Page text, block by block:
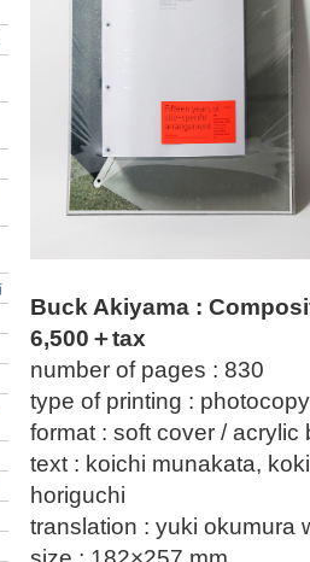
Buck Akiyama :
6,500＋tax
number of pages : 830
type of printing : photocopy
format : soft cover /
text : koichi munakata,
horiguchi
translation : yuki okumura